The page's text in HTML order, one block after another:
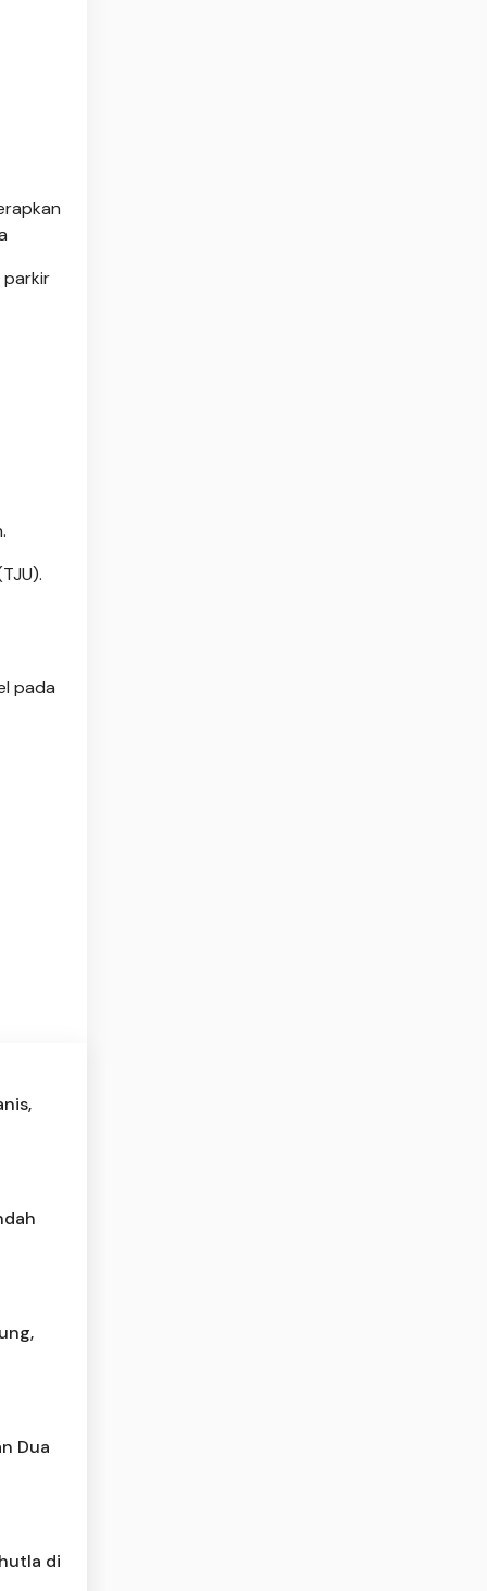
parkir
pada
Dua
di